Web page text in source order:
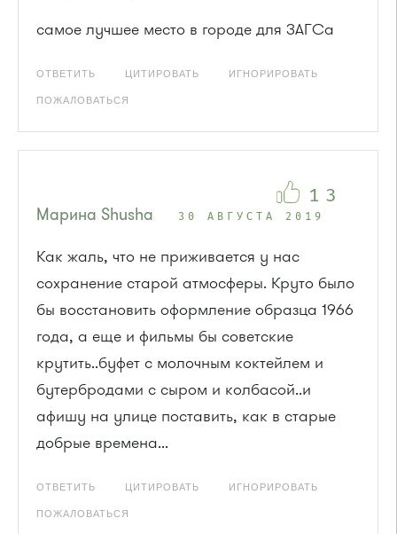
самое лучшее место в городе для ЗАГСа
ОТВЕТИТЬ ЦИТИРОВАТЬ ИГНОРИРОВАТЬ
ПОЖАЛОВАТЬСЯ
Марина Shusha 30 АВГУСТА 2019
Как жаль, что не приживается у нас
сохранение старой атмосферы. Круто было
бы восстановить оформление образца 1966
года, а еще и фильмы бы советские
крутить..буфет с молочным коктейлем и
бутербродами с сыром и колбасой..и
афишу на улице поставить, как в старые
добрые времена...
ОТВЕТИТЬ ЦИТИРОВАТЬ ИГНОРИРОВАТЬ
ПОЖАЛОВАТЬСЯ
13